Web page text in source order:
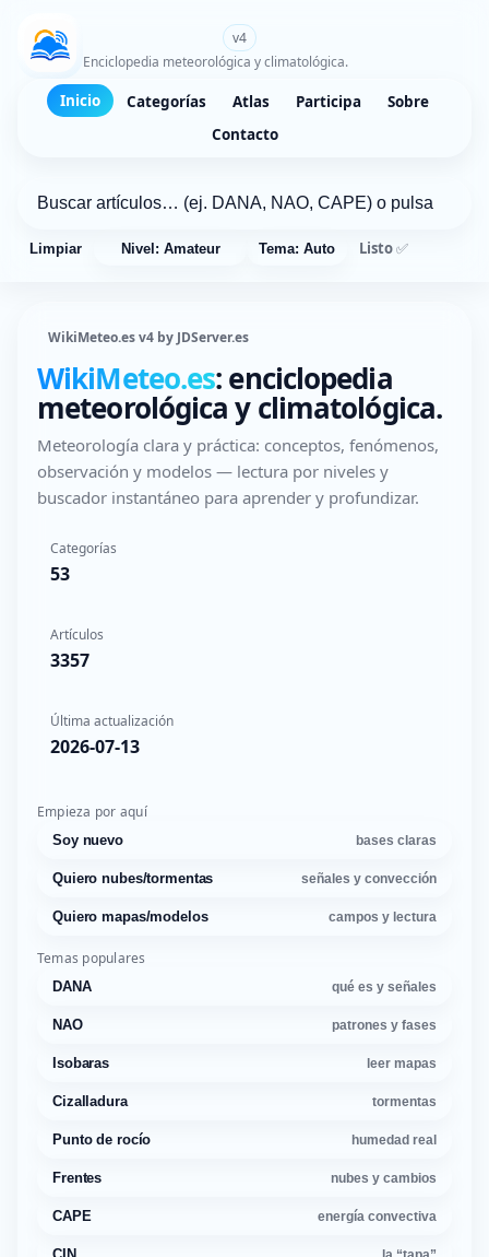
v4
Enciclopedia meteorológica y climatológica.
Inicio Categorías Atlas Participa
Sobre
Contacto
Limpiar Nivel: Amateur Tema: Auto Listo ✅
WikiMeteo.es v4 by JDServer.es
WikiMeteo.es: enciclopedia
meteorológica y climatológica.
Meteorología clara y práctica: conceptos, fenómenos,
observación y modelos — lectura por niveles y
buscador instantáneo para aprender y profundizar.
Categorías
53
Artículos
3357
Última actualización
2026-07-13
Empieza por aquí
Soy nuevo bases claras
Quiero nubes/tormentas señales y convección
Quiero mapas/modelos campos y lectura
Temas populares
DANA qué es y señales
NAO patrones y fases
Isobaras leer mapas
Cizalladura tormentas
Punto de rocío humedad real
Frentes nubes y cambios
CAPE energía convectiva